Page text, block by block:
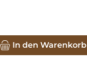
In den Warenkorb